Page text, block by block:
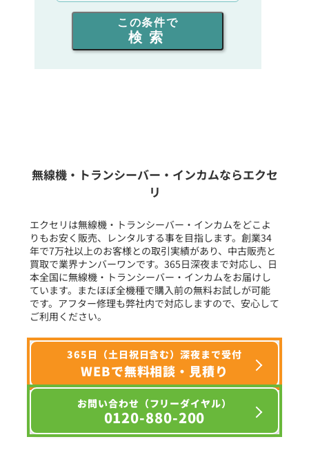
出力を選ぶ
同時通話人数を選ぶ
フリーワード入力(製品名等)
選択条件をリセット
この条件で
検索
無線機・トランシーバー・インカムならエクセ
リ
エクセリは無線機・トランシーバー・インカムをどこよ
りもお安く販売、レンタルする事を目指します。創業34
年で7万社以上のお客様との取引実績があり、中古販売と
買取で業界ナンバーワンです。365日深夜まで対応し、日
本全国に無線機・トランシーバー・インカムをお届けし
ています。またほぼ全機種で購入前の無料お試しが可能
です。アフター修理も弊社内で対応しますので、安心して
ご利用ください。
365日（土日祝日含む）深夜まで受付
WEBで無料相談・見積り
お問い合わせ（フリーダイヤル）
0120-880-200